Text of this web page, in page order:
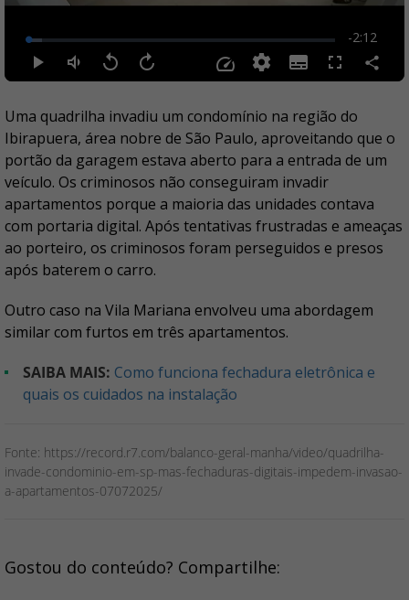
Uma quadrilha invadiu um condomínio na região do
Ibirapuera, área nobre de São Paulo, aproveitando que o
portão da garagem estava aberto para a entrada de um
veículo. Os criminosos não conseguiram invadir
apartamentos porque a maioria das unidades contava
com portaria digital. Após tentativas frustradas e ameaças
ao porteiro, os criminosos foram perseguidos e presos
após baterem o carro.
Outro caso na Vila Mariana envolveu uma abordagem
similar com furtos em três apartamentos.
SAIBA MAIS: Como funciona fechadura eletrônica e
quais os cuidados na instalação
Fonte: https://record.r7.com/balanco-geral-manha/video/quadrilha-
invade-condominio-em-sp-mas-fechaduras-digitais-impedem-invasao-
a-apartamentos-07072025/
Gostou do conteúdo? Compartilhe: